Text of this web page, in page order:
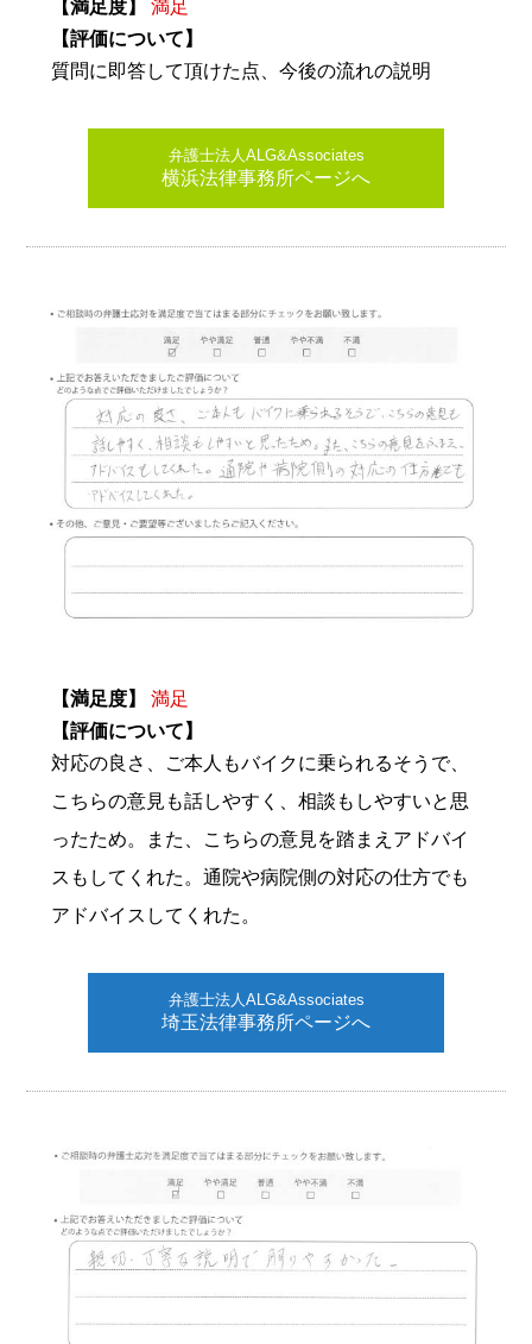
【満足度】
満足
【評価について】
質問に即答して頂けた点、今後の流れの説明
弁護士法人ALG&Associates
横浜法律事務所ページへ
【満足度】
満足
【評価について】
対応の良さ、ご本人もバイクに乗られるそうで、
こちらの意見も話しやすく、相談もしやすいと思
ったため。また、こちらの意見を踏まえアドバイ
スもしてくれた。通院や病院側の対応の仕方でも
アドバイスしてくれた。
弁護士法人ALG&Associates
埼玉法律事務所ページへ